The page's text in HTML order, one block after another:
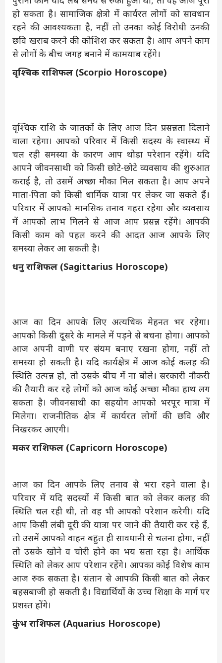
हो सकता है। सामाजिक क्षेत्रो में कार्यरत लोगों को सावधान
रहने की आवश्यकता है, नहीं तो उनका कोई विरोधी उनकी
छवि खराब करने की कोशिश कर सकता है। आप अपने काम
से लोगों के बीच जगह बनाने में कामयाब रहेंगे।
वृश्चिक राशिफल (Scorpio Horoscope)
वृश्चिक राशि के जातकों के लिए आज दिन प्रसन्नता दिलाने
वाला रहेगा। आपको परिवार में किसी सदस्य के स्वास्थ्य में
चल रही समस्या के कारण आप थोड़ा परेशान रहेंगे। यदि
आपने जीवनसाथी को किसी छोटे-छोटे व्यवसाय की शुरुआत
कराई है, तो उसमें अच्छा मौका मिल सकता है। आप अपने
माता-पिता को किसी धार्मिक यात्रा पर लेकर जा सकते हैं।
परिवार में आपको मानसिक तनाव गहरा रहेगा और व्यवसाय
में आपको लाभ मिलने से आज आप प्रसन्न रहेंगे। आपकी
किसी काम को पहल करने की आदत आज आपके लिए
समस्या लेकर आ सकती है।
धनु राशिफल (Sagittarius Horoscope)
आज का दिन आपके लिए अत्यधिक मेहनत भर रहेगा।
आपको किसी दूसरे के मामले में पड़ने से बचना होगा। आपको
आज अपनी वाणी पर संयम बनाए रखना होगा, नहीं तो
समस्या हो सकती है। यदि कार्यक्षेत्र में आज कोई कलह की
स्थिति उत्पन्न हो, तो उसके बीच में ना बोले। सरकारी नौकरी
की तैयारी कर रहे लोगों को आज कोई अच्छा मौका हाथ लग
सकता है। जीवनसाथी का सहयोग आपको भरपूर मात्रा में
मिलेगा। राजनीतिक क्षेत्र में कार्यरत लोगों की छवि और
निखरकर आएगी।
मकर राशिफल (Capricorn Horoscope)
आज का दिन आपके लिए तनाव से भरा रहने वाला है।
परिवार में यदि सदस्यों में किसी बात को लेकर कलह की
स्थिति चल रही थी, तो वह भी आपको परेशान करेगी। यदि
आप किसी लंबी दूरी की यात्रा पर जाने की तैयारी कर रहे हैं,
तो उसमें आपको वाहन बहुत ही सावधानी से चलना होगा, नहीं
तो उसके खोने व चोरी होने का भय सता रहा है। आर्थिक
स्थिति को लेकर आप परेशान रहेंगे। आपका कोई विशेष काम
आज रुक सकता है। संतान से आपकी किसी बात को लेकर
बहसबाजी हो सकती है। विद्यार्थियों के उच्च शिक्षा के मार्ग पर
प्रशस्त होंगे।
कुंभ राशिफल (Aquarius Horoscope)